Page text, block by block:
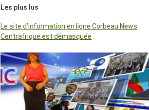
Les plus lus
Le site d’information en ligne Corbeau News
Centrafrique est démasquée